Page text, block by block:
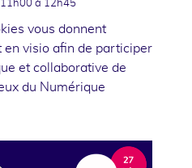
à 12h45
vous donnent
en visio afin de participer
et collaborative de
du Numérique